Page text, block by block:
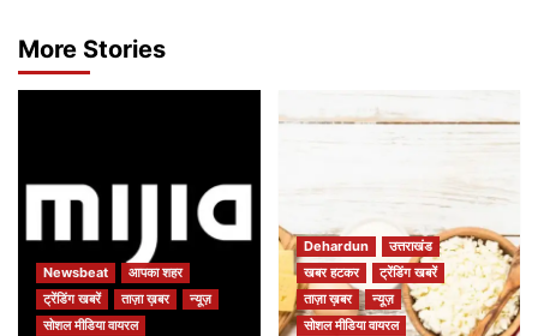
More Stories
Newsbeat
आपका शहर
ट्रेंडिंग खबरें
ताज़ा ख़बर
न्यूज़
सोशल मीडिया वायरल
Dehardun
उत्तराखंड
खबर हटकर
ट्रेंडिंग खबरें
ताज़ा ख़बर
न्यूज़
सोशल मीडिया वायरल